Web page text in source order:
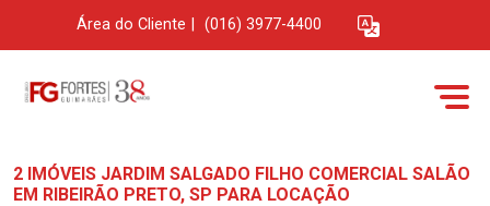
Área do Cliente (016) 3977-4400
2 IMÓVEIS JARDIM SALGADO FILHO COMERCIAL SALÃO
EM RIBEIRÃO PRETO, SP PARA LOCAÇÃO